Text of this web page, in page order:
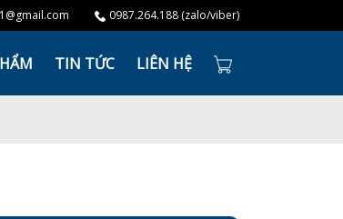
0987.264.188 (zalo/viber)
TIN TỨC LIÊN HỆ